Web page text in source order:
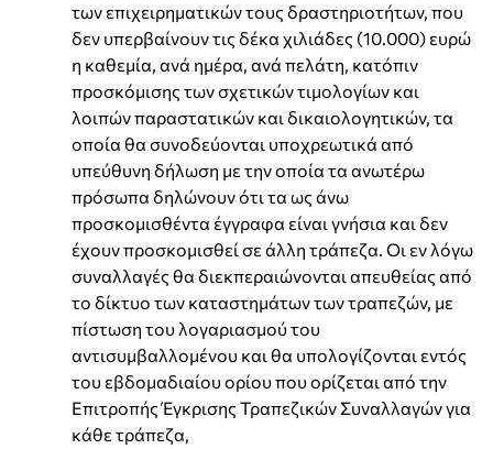
των επιχειρηματικών τους δραστηριοτήτων, που
δεν υπερβαίνουν τις δέκα χιλιάδες (10.000) ευρώ
η καθεμία, ανά ημέρα, ανά πελάτη, κατόπιν
προσκόμισης των σχετικών τιμολογίων και
λοιπών παραστατικών και δικαιολογητικών, τα
οποία θα συνοδεύονται υποχρεωτικά από
υπεύθυνη δήλωση με την οποία τα ανωτέρω
πρόσωπα δηλώνουν ότι τα ως άνω
προσκομισθέντα έγγραφα είναι γνήσια και δεν
έχουν προσκομισθεί σε άλλη τράπεζα. Οι εν λόγω
συναλλαγές θα διεκπεραιώνονται απευθείας από
το δίκτυο των καταστημάτων των τραπεζών, με
πίστωση του λογαριασμού του
αντισυμβαλλομένου και θα υπολογίζονται εντός
του εβδομαδιαίου ορίου που ορίζεται από την
Επιτροπής Έγκρισης Τραπεζικών Συναλλαγών για
κάθε τράπεζα,